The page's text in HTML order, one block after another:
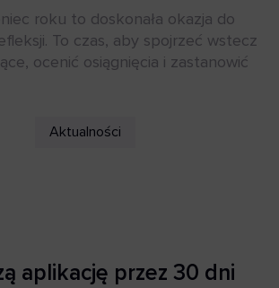
roku to doskonała okazja do
To czas, aby spojrzeć wstecz
ocenić osiągnięcia i zastanowić
Aktualności
aplikację przez 30 dni